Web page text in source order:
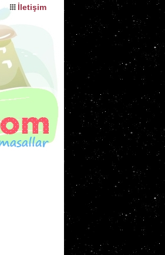
İletişim